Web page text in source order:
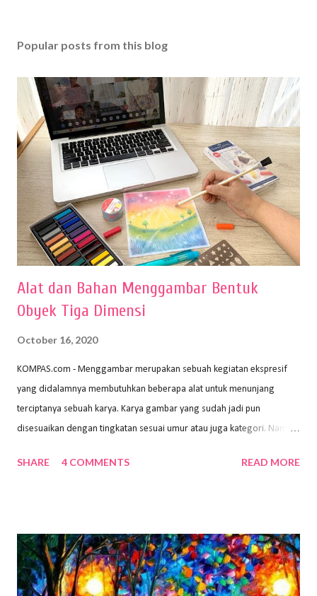
Popular posts from this blog
Alat dan Bahan Menggambar Bentuk
Obyek Tiga Dimensi
October 16, 2020
KOMPAS.com - Menggambar merupakan sebuah kegiatan ekspresif
yang didalamnya membutuhkan beberapa alat untuk menunjang
terciptanya sebuah karya. Karya gambar yang sudah jadi pun
disesuaikan dengan tingkatan sesuai umur atau juga kategori. Namun,
sehingga hasilnya bisa dilihat. Peran alat dan bahan sangat
memiliki spesifikasi berbeda sesuai jenisnya. Berikut peralatan
menggambar bentuk: 1. Kertas Gambar Kegiatan menggambar
membutuhkan kertas yang baik agar proses pembuatan gambar lebih
SHARE 4 COMMENTS READ MORE